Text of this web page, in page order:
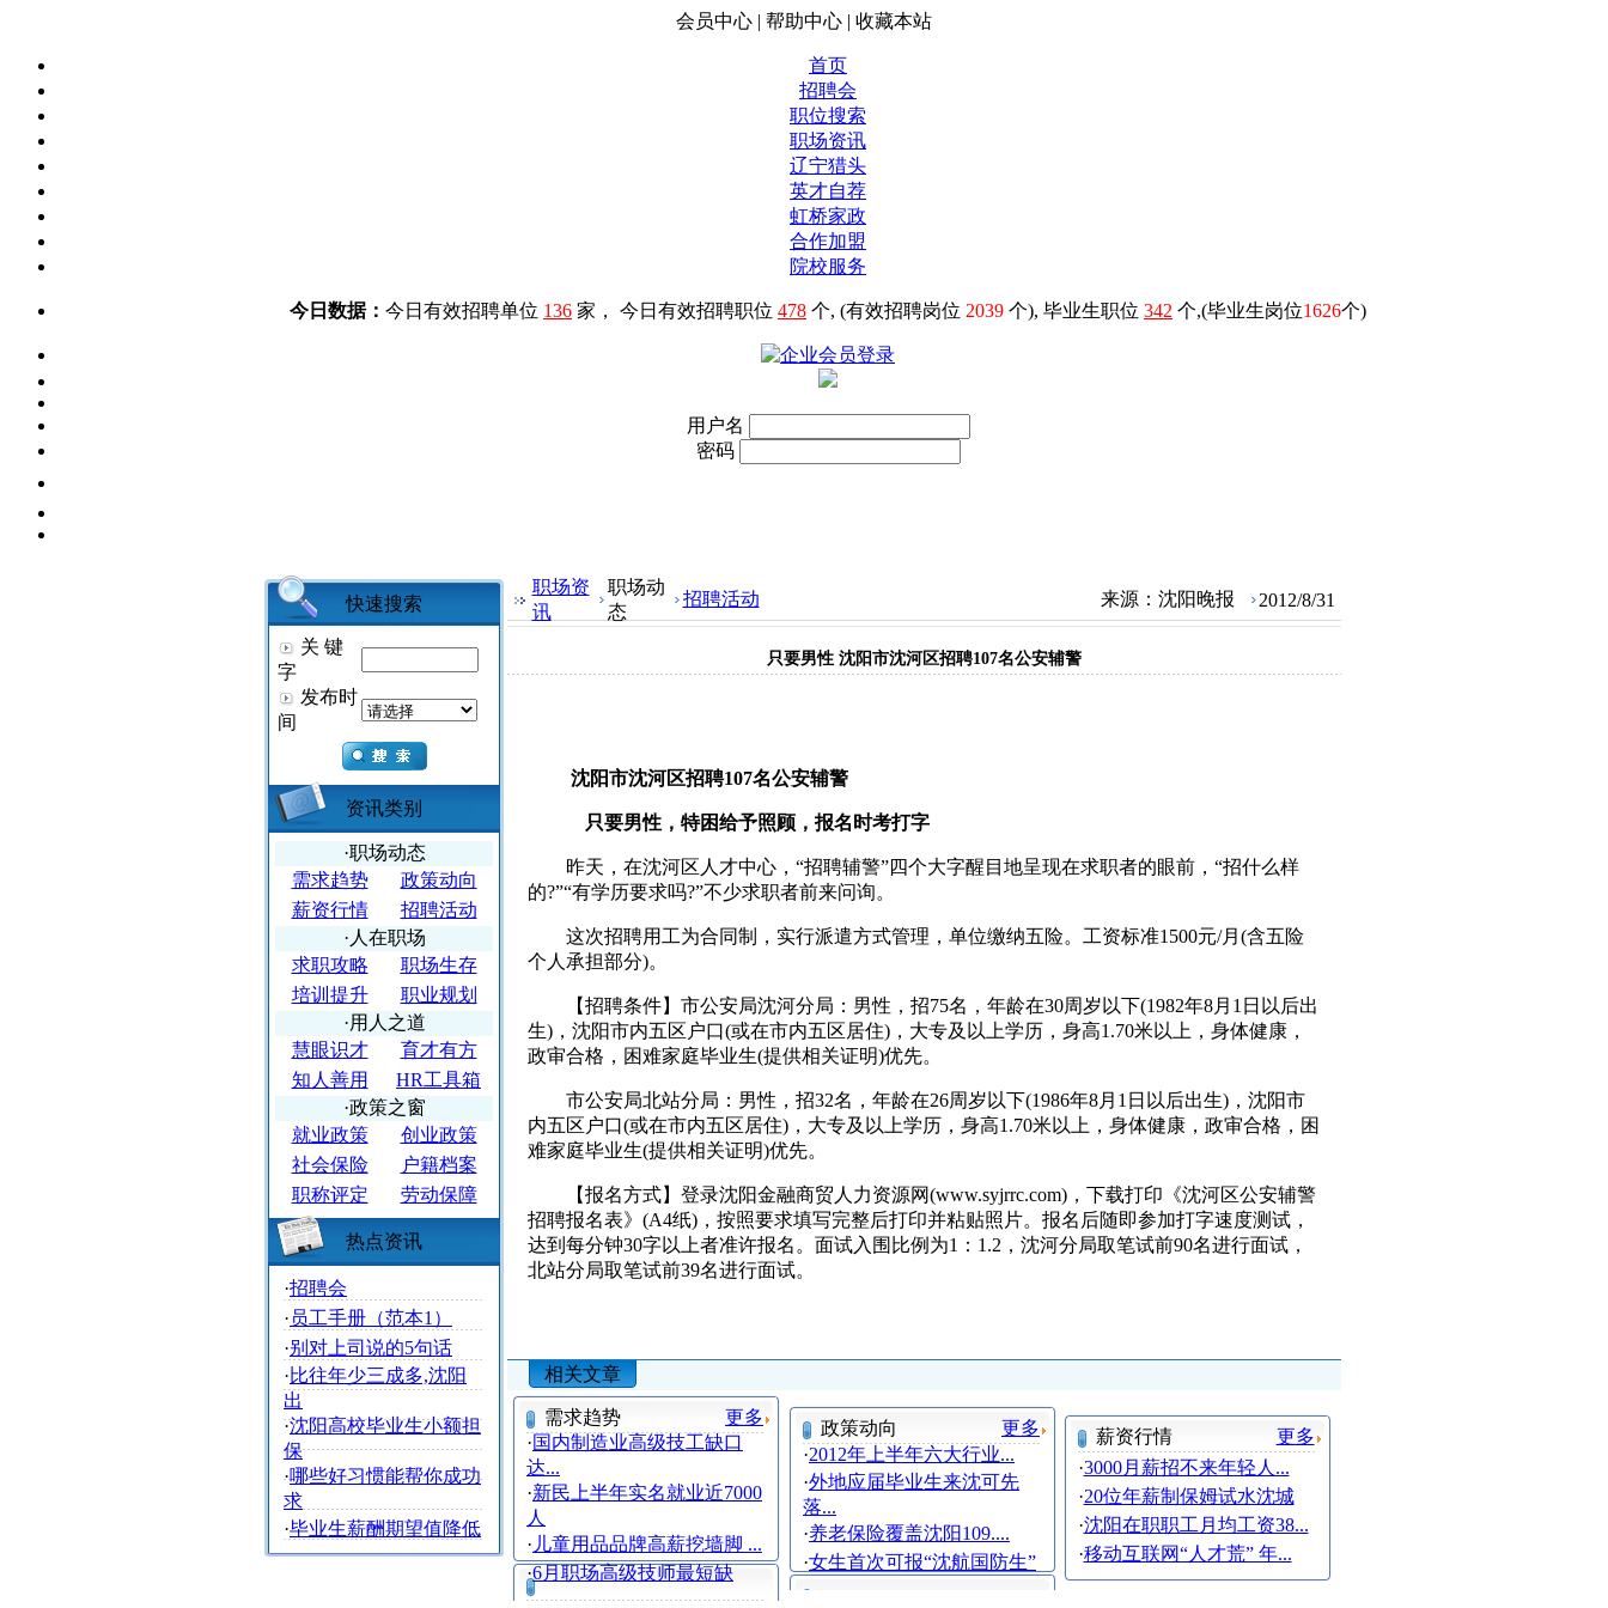
会员中心 | 帮助中心 | 收藏本站
首页
招聘会
职位搜索
职场资讯
辽宁猎头
英才自荐
虹桥家政
合作加盟
院校服务
今日数据： 今日有效招聘单位 136 家， 今日有效招聘职位 478 个, (有效招聘岗位 2039 个), 毕业生职位 342 个,(毕业生岗位1626个)
用户名
密码
快速搜索
关 键
字
发布时
间
资讯类别
·职场动态
需求趋势
政策动向
薪资行情
招聘活动
·人在职场
求职攻略
职场生存
培训提升
职业规划
·用人之道
慧眼识才
育才有方
知人善用
HR工具箱
·政策之窗
就业政策
创业政策
社会保险
户籍档案
职称评定
劳动保障
热点资讯
·招聘会
· 员工手册（范本1）
·别对上司说的5句话
·比往年少三成多,沈阳
出
·沈阳高校毕业生小额担
保
·哪些好习惯能帮你成功
求
·毕业生薪酬期望值降低
职场资
讯
职场动
态
招聘活动 来源： 沈阳晚报 2012/8/31
只要男性 沈阳市沈河区招聘107名公安辅警
沈阳市沈河区招聘107名公安辅警
只要男性，特困给予照顾，报名时考打字
昨天，在沈河区人才中心，“招聘辅警”四个大字醒目地呈现在求职者的眼前，“招什么样
的?”“有学历要求吗?”不少求职者前来问询。
这次招聘用工为合同制，实行派遣方式管理，单位缴纳五险。工资标准1500元/月(含五险
个人承担部分)。
【招聘条件】市公安局沈河分局：男性，招75名，年龄在30周岁以下(1982年8月1日以后出
生)，沈阳市内五区户口(或在市内五区居住)，大专及以上学历，身高1.70米以上，身体健康，
政审合格，困难家庭毕业生(提供相关证明)优先。
市公安局北站分局：男性，招32名，年龄在26周岁以下(1986年8月1日以后出生)，沈阳市
内五区户口(或在市内五区居住)，大专及以上学历，身高1.70米以上，身体健康，政审合格，困
难家庭毕业生(提供相关证明)优先。
【报名方式】登录沈阳金融商贸人力资源网(www.syjrrc.com)，下载打印《沈河区公安辅警
招聘报名表》(A4纸)，按照要求填写完整后打印并粘贴照片。报名后随即参加打字速度测试，
达到每分钟30字以上者准许报名。面试入围比例为1：1.2，沈河分局取笔试前90名进行面试，
北站分局取笔试前39名进行面试。
相关文章
需求趋势
更多
·国内制造业高级技工缺口
达...
·新民上半年实名就业近7000
人
· 儿童用品品牌高薪挖墙脚 ...
·6月职场高级技师最短缺
政策动向
更多
·2012年上半年六大行业...
·外地应届毕业生来沈可先
落...
·养老保险覆盖沈阳109....
·女生首次可报“沈航国防生”
薪资行情
更多
·3000月薪招不来年轻人...
·20位年薪制保姆试水沈城
·沈阳在职职工月均工资38...
·移动互联网“人才荒” 年...